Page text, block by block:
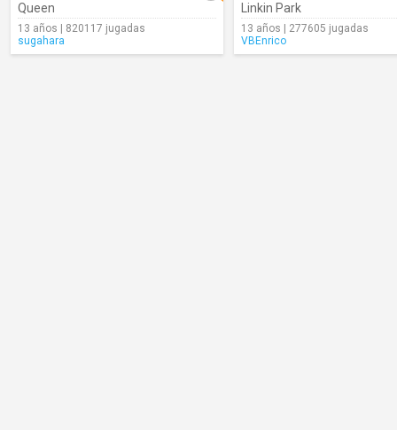
Queen
13 años | 820117 jugadas
sugahara
Linkin Park
13 años | 277605 jugadas
VBEnrico